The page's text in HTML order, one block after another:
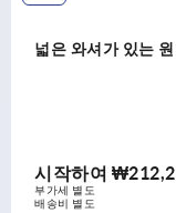
넓은 와셔가 있는
시작하여
부가세 별도
배송비 별도